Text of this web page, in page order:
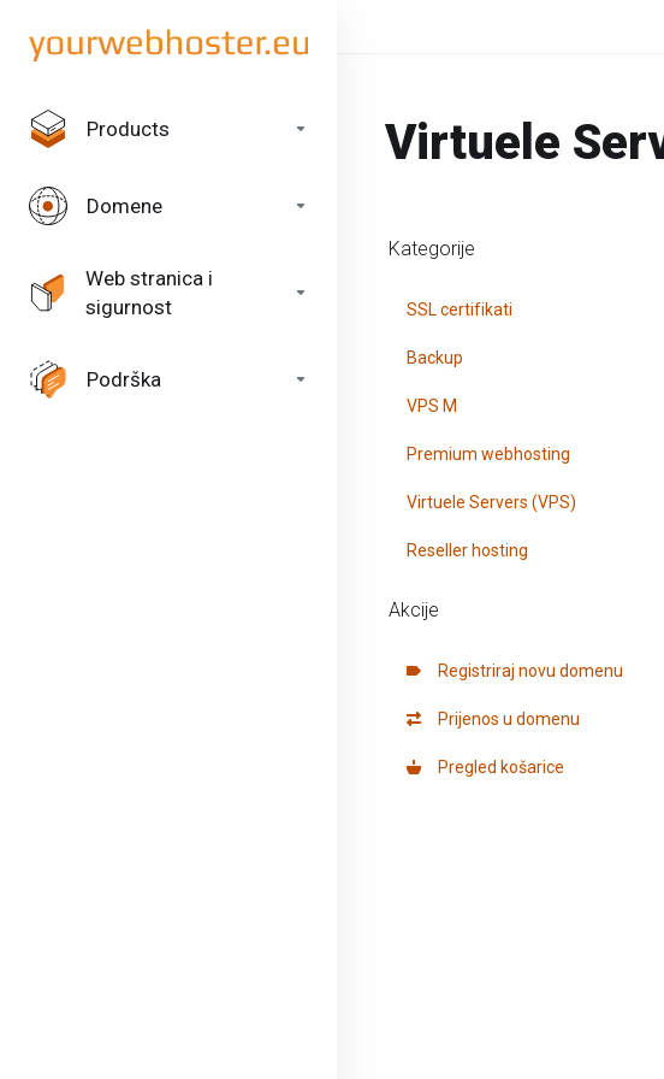
Products
Domene
Web stranica i
sigurnost
Podrška
Virtuele
Kategorije
SSL certifikati
Backup
VPS M
Premium webhosting
Virtuele Servers (VPS)
Reseller hosting
Akcije
Registriraj novu domenu
Prijenos u domenu
Pregled košarice